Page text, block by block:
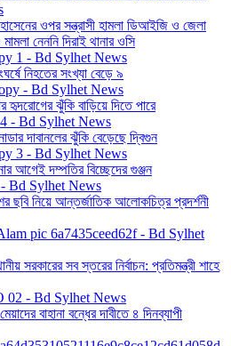
ওপর সন্ত্রাসী হামলা ডিআইজি ও জেলা
নেননি দিরাই থানার ওসি
নিহতের সংখ্যা বেড়ে ৯
ঝুঁকি বাড়িয়ে দিতে পারে
দাবানলের ঝুঁকি বেড়েছে দ্বিগুন
আগেই দম্পতির বিচ্ছেদের গুঞ্জন
ছবি নিয়ে আন্তর্জাতিক আলোকচিত্র প্রদর্শনী
সরকারের সব স্তরের নির্বাচন: প্রতিমন্ত্রী শাহে
বাহানা বন্ধের দাবীতে ৪ দিনব্যাপী